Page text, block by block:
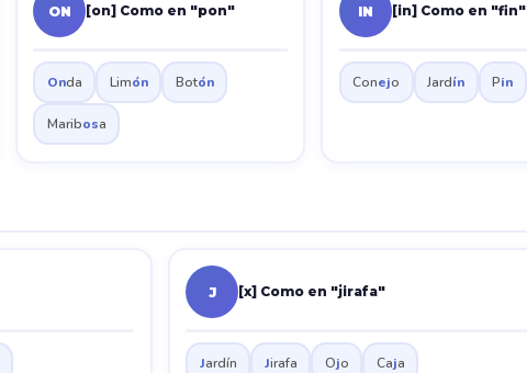
ON [on] Como en "pon"
Onda Limón Botón
Maribosa
IN [in] Como en "fin"
Conejo Jardín Pin
J [x] Como en "jirafa"
Jardín Jirafa Ojo Caja